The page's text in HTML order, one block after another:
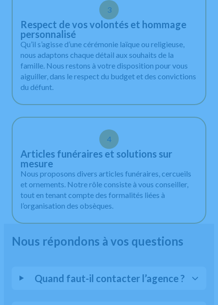
3
Respect de vos volontés et hommage
personnalisé
Qu’il s’agisse d’une cérémonie laïque ou religieuse,
nous adaptons chaque détail aux souhaits de la
famille. Nous restons à votre disposition pour vous
aiguiller, dans le respect du budget et des convictions
du défunt.
4
Articles funéraires et solutions sur
mesure
Nous proposons divers articles funéraires, cercueils
et ornements. Notre rôle consiste à vous conseiller,
tout en tenant compte des formalités liées à
l’organisation des obsèques.
Nous répondons à vos questions
Quand faut-il contacter l’agence ?